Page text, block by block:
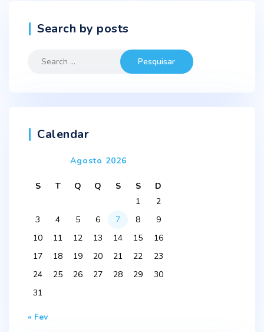
Search by posts
Search
Calendar
Agosto 2026
S T Q Q S S
D
1
2
3
4 5 6 7 8
9
10
11 12 13 14 15
16
17
18 19 20 21 22
23
24
25 26 27 28 29
30
31
« Fev